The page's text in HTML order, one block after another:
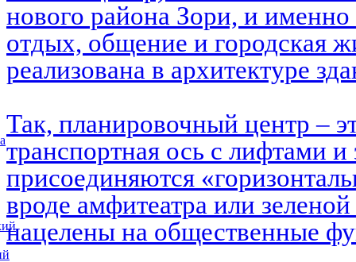
нового района Зори, и именно
отдых, общение и городская
реализована в архитектуре
Так, планировочный центр –
транспортная ось с лифтами и
присоединяются
вроде амфитеатра или
нацелены на общественные